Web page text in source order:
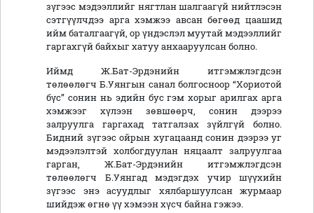
зүгээс мэдээллийг нягтлан шалгаагүй нийтлэсэн
сэтгүүлчдээ арга хэмжээ авсан бөгөөд цаашид
ийм баталгаагүй, ор үндэслэл муутай мэдээллийг
гаргахгүй байхыг хатуу анхааруулсан болно.
Иймд Ж.Бат-Эрдэнийн итгэмжлэгдсэн
төлөөлөгч Б.Уянгын санал болгосноор “Хориотой
бүс” сонин нь эдийн бус гэм хорыг арилгах арга
хэмжээг хүлээн зөвшөөрч, сонин дээрээ
залруулга гаргахад татгалзах зүйлгүй болно.
Бидний зүгээс ойрын хугацаанд сонин дээрээ уг
мэдээлэлтэй холбогдуулан няцаалт залруулгаа
гарган, Ж.Бат-Эрдэнийн итгэмжлэгдсэн
төлөөлөгч Б.Уянгад мэдэгдэх учир шүүхийн
зүгээс энэ асуудлыг хялбаршуулсан журмаар
шийдэж өгнө үү хэмээн хүсч байна гэжээ.